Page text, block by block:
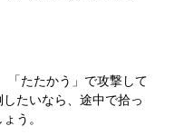
「たたかう」で攻撃して
たいなら、途中で拾っ
う。